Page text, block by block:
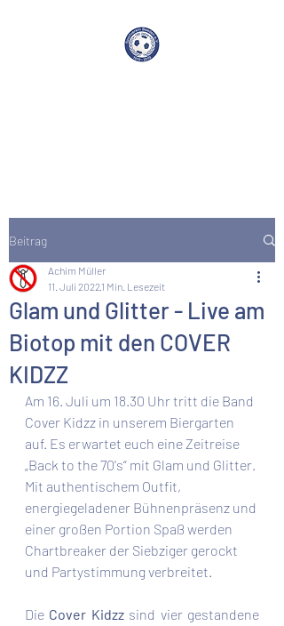
Beitrag
Glam und Glitter - Live am
Biotop mit den COVER
KIDZZ
Achim Müller
11. Juli 2022 1 Min. Lesezeit
Am 16. Juli um 18.30 Uhr tritt die Band
Cover Kidzz in unserem Biergarten
auf. Es erwartet euch eine Zeitreise
„Back to the 70's“ mit Glam und Glitter.
Mit authentischem Outfit,
energiegeladener Bühnenpräsenz und
einer großen Portion Spaß werden
Chartbreaker der Siebziger gerockt
und Partystimmung verbreitet.
Die Cover Kidzz sind vier gestandene